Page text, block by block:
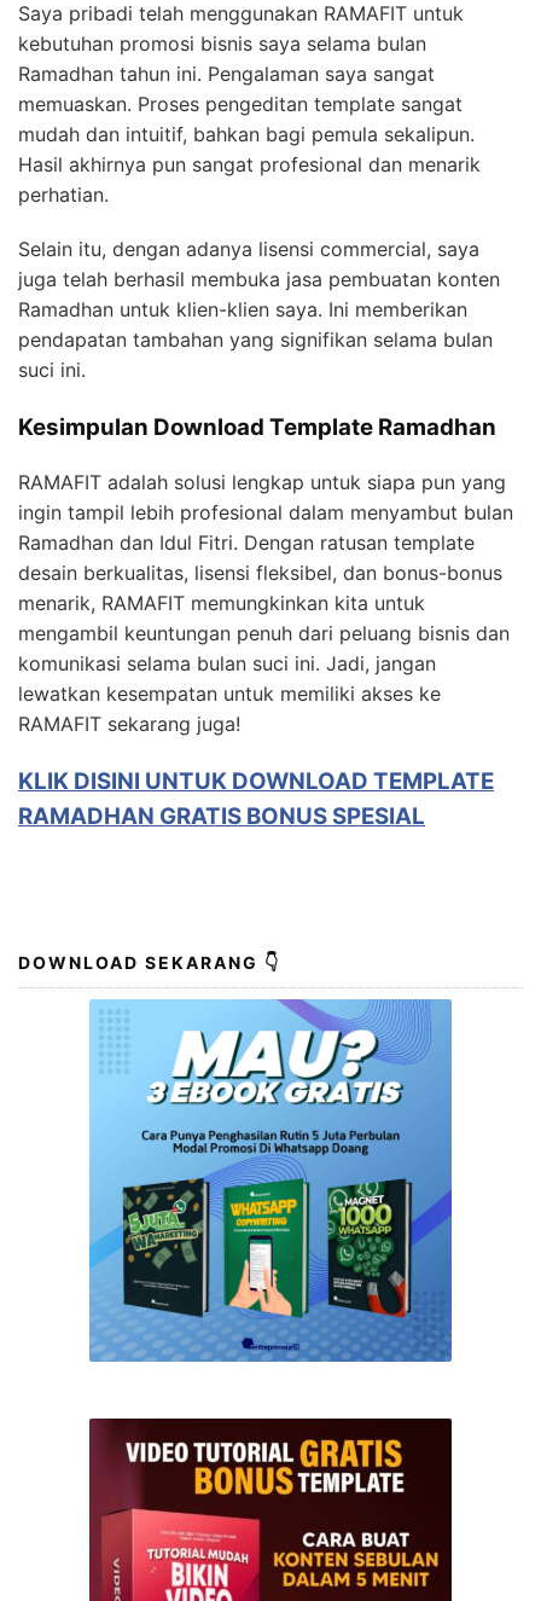
Saya pribadi telah menggunakan RAMAFIT untuk
kebutuhan promosi bisnis saya selama bulan
Ramadhan tahun ini. Pengalaman saya sangat
memuaskan. Proses pengeditan template sangat
mudah dan intuitif, bahkan bagi pemula sekalipun.
Hasil akhirnya pun sangat profesional dan menarik
perhatian.
Selain itu, dengan adanya lisensi commercial, saya
juga telah berhasil membuka jasa pembuatan konten
Ramadhan untuk klien-klien saya. Ini memberikan
pendapatan tambahan yang signifikan selama bulan
suci ini.
Kesimpulan Download Template Ramadhan
RAMAFIT adalah solusi lengkap untuk siapa pun yang
ingin tampil lebih profesional dalam menyambut bulan
Ramadhan dan Idul Fitri. Dengan ratusan template
desain berkualitas, lisensi fleksibel, dan bonus-bonus
menarik, RAMAFIT memungkinkan kita untuk
mengambil keuntungan penuh dari peluang bisnis dan
komunikasi selama bulan suci ini. Jadi, jangan
lewatkan kesempatan untuk memiliki akses ke
RAMAFIT sekarang juga!
KLIK DISINI UNTUK DOWNLOAD TEMPLATE
RAMADHAN GRATIS BONUS SPESIAL
DOWNLOAD SEKARANG 👇